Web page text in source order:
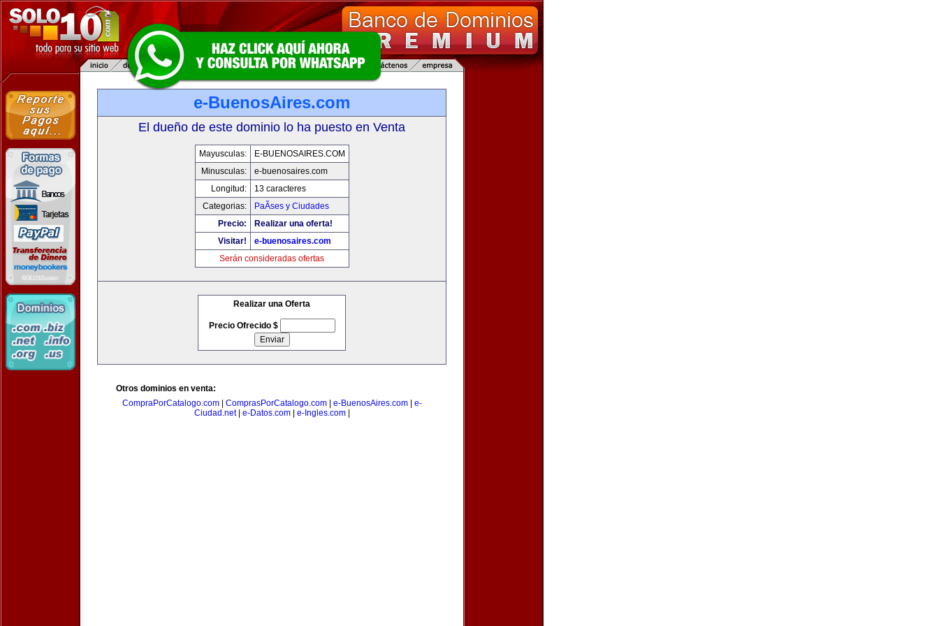
e-BuenosAires.com
El dueño de este dominio lo ha puesto en Venta
Mayusculas:
E-BUENOSAIRES.COM
Minusculas:
e-buenosaires.com
Longitud:
13 caracteres
Categorias:
PaÃ­ses y Ciudades
Precio:
Realizar una oferta!
Visitar!
e-buenosaires.com
Serán consideradas ofertas
Realizar una Oferta
Precio Ofrecido $
Otros dominios en venta:
CompraPorCatalogo.com| ComprasPorCatalogo.com| e-BuenosAires.com| e-
Ciudad.net| e-Datos.com| e-Ingles.com|